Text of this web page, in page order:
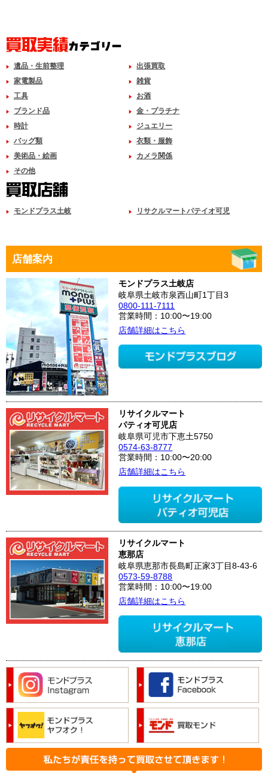
遺品・生前整理
出張買取
家電製品
雑貨
工具
お酒
ブランド品
金・プラチナ
時計
ジュエリー
バッグ類
衣類・服飾
美術品・絵画
カメラ関係
その他
モンドプラス土岐 リサクルマートパテイオ可児
店舗案内
モンドプラス土岐店
岐阜県土岐市泉西山町1丁目3
0800-111-7111
営業時間：10:00〜19:00
店舗詳細はこちら
リサイクルマート
パティオ可児店
岐阜県可児市下恵土5750
0574-63-8777
営業時間：10:00〜20:00
店舗詳細はこちら
リサイクルマート
恵那店
岐阜県恵那市長島町正家3丁目8-43-6
0573-59-8788
営業時間：10:00〜19:00
店舗詳細はこちら